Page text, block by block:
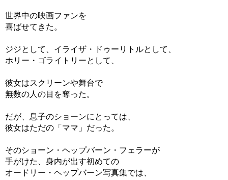
世界中の映画ファンを
喜ばせてきた。
ジジとして、イライザ・ドゥーリトルとして、
ホリー・ゴライトリーとして、
彼女はスクリーンや舞台で
無数の人の目を奪った。
だが、息子のショーンにとっては、
彼女はただの「ママ」だった。
そのショーン・ヘップバーン・フェラーが
手がけた、身内が出す初めての
オードリー・ヘップバーン写真集では、